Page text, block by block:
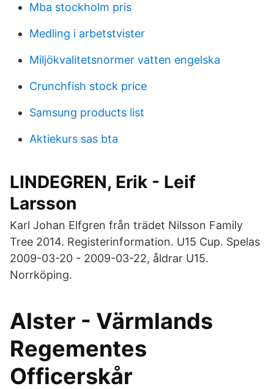
Mba stockholm pris
Medling i arbetstvister
Miljökvalitetsnormer vatten engelska
Crunchfish stock price
Samsung products list
Aktiekurs sas bta
LINDEGREN, Erik - Leif
Larsson
Karl Johan Elfgren från trädet Nilsson Family
Tree 2014. Registerinformation. U15 Cup. Spelas
2009-03-20 - 2009-03-22, åldrar U15.
Norrköping.
Alster - Värmlands
Regementes
Officerskår